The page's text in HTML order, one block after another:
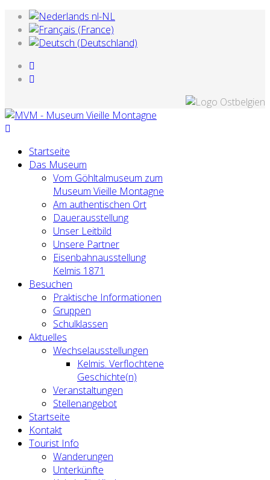
Startseite
Das Museum
Vom Göhltalmuseum zum
Museum Vieille Montagne
Am authentischen Ort
Dauerausstellung
Unser Leitbild
Unsere Partner
Eisenbahnausstellung
Kelmis 1871
Besuchen
Praktische Informationen
Gruppen
Schulklassen
Aktuelles
Wechselausstellungen
Kelmis. Verflochtene
Geschichte(n)
Veranstaltungen
Stellenangebot
Startseite
Kontakt
Tourist Info
Wanderungen
Unterkünfte